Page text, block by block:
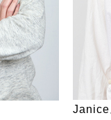
Janice